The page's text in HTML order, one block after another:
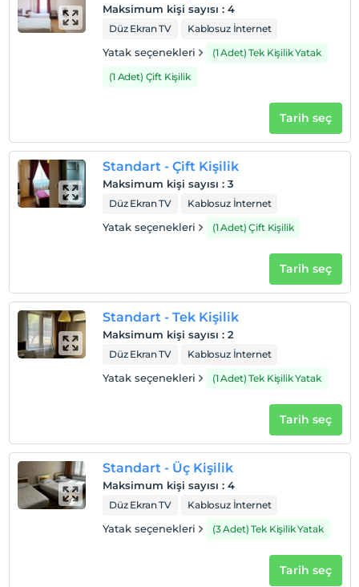
Maksimum kişi sayısı : 4
Düz Ekran TV Kablosuz İnternet
Yatak seçenekleri
(1 Adet) Tek Kişilik Yatak
(1 Adet) Çift Kişilik
Tarih seç
Standart - Çift Kişilik
Maksimum kişi sayısı : 3
Düz Ekran TV Kablosuz İnternet
Yatak seçenekleri (1 Adet) Çift Kişilik
Tarih seç
Standart - Tek Kişilik
Maksimum kişi sayısı : 2
Düz Ekran TV Kablosuz İnternet
Yatak seçenekleri (1 Adet) Tek Kişilik Yatak
Tarih seç
Standart - Üç Kişilik
Maksimum kişi sayısı : 4
Düz Ekran TV Kablosuz İnternet
Yatak seçenekleri (3 Adet) Tek Kişilik Yatak
Tarih seç